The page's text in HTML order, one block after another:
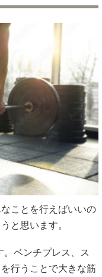
ことを行えばいいの
と思います。
。ベンチプレス、ス
行うことで大きな筋